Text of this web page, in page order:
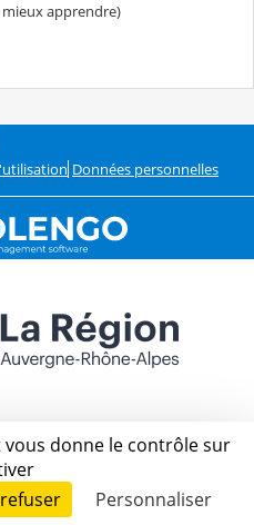
mieux apprendre)
Données personnelles
vous donne le contrôle sur
Personnaliser